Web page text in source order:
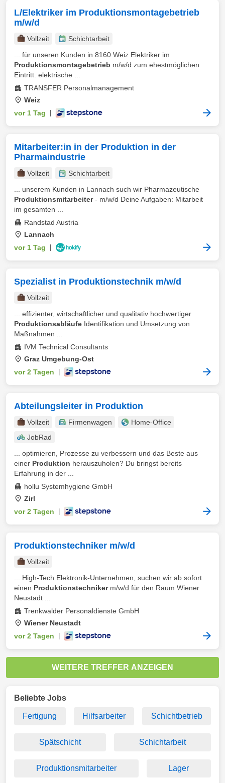
L/Elektriker im Produktionsmontagebetrieb
m/w/d
Vollzeit
Schichtarbeit
... für unseren Kunden in 8160 Weiz Elektriker im
Produktionsmontagebetrieb m/w/d zum ehestmöglichen
Eintritt. elektrische ...
TRANSFER Personalmanagement
Weiz
vor 1 Tag
Mitarbeiter:in in der Produktion in der
Pharmaindustrie
Vollzeit
Schichtarbeit
... unserem Kunden in Lannach such wir Pharmazeutische
Produktionsmitarbeiter- m/w/d Deine Aufgaben: Mitarbeit
im gesamten ...
Randstad Austria
Lannach
vor 1 Tag
Spezialist in Produktionstechnik m/w/d
Vollzeit
... effizienter, wirtschaftlicher und qualitativ hochwertiger
Produktionsabläufe Identifikation und Umsetzung von
Maßnahmen ...
IVM Technical Consultants
Graz Umgebung-Ost
vor 2 Tagen
Abteilungsleiter in Produktion
Vollzeit Firmenwagen
Home-Office
JobRad
... optimieren, Prozesse zu verbessern und das Beste aus
einer Produktion herauszuholen? Du bringst bereits
Erfahrung in der ...
hollu Systemhygiene GmbH
Zirl
vor 2 Tagen
Produktionstechniker m/w/d
Vollzeit
... High-Tech Elektronik-Unternehmen, suchen wir ab sofort
einen Produktionstechnikerm/w/d für den Raum Wiener
Neustadt ...
Trenkwalder Personaldienste GmbH
Wiener Neustadt
vor 2 Tagen
WEITERE TREFFER ANZEIGEN
Beliebte Jobs
Fertigung Hilfsarbeiter Schichtbetrieb
Spätschicht Schichtarbeit
Produktionsmitarbeiter Lager